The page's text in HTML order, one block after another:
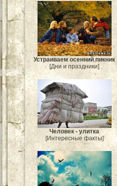
Устраиваем осенний пикник
[Дни и праздники]
Человек - улитка
[Интересные факты]